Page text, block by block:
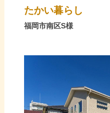
たかい暮らし
福岡市南区S様